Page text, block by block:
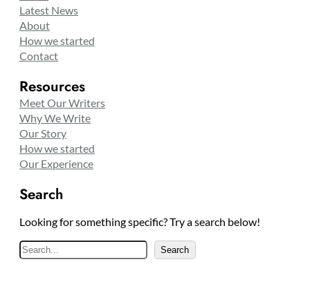
Latest News
About
How we started
Contact
Resources
Meet Our Writers
Why We Write
Our Story
How we started
Our Experience
Search
Looking for something specific? Try a search below!
e
Search